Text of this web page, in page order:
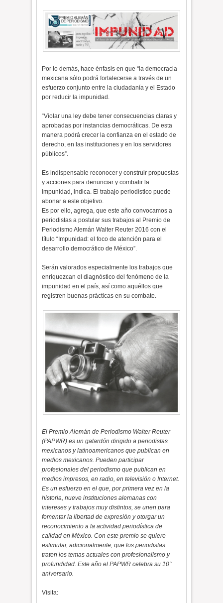
Por lo demás, hace énfasis en que “la democracia
mexicana sólo podrá fortalecerse a través de un
esfuerzo conjunto entre la ciudadanía y el Estado
por reducir la impunidad.
“Violar una ley debe tener consecuencias claras y
aprobadas por instancias democráticas. De esta
manera podrá crecer la confianza en el estado de
derecho, en las instituciones y en los servidores
públicos”.
Es indispensable reconocer y construir propuestas
y acciones para denunciar y combatir la
impunidad, indica. El trabajo periodístico puede
abonar a este objetivo.
Es por ello, agrega, que este año convocamos a
periodistas a postular sus trabajos al Premio de
Periodismo Alemán Walter Reuter 2016 con el
título “Impunidad: el foco de atención para el
desarrollo democrático de México”.
Serán valorados especialmente los trabajos que
enriquezcan el diagnóstico del fenómeno de la
impunidad en el país, así como aquéllos que
registren buenas prácticas en su combate.
El Premio Alemán de Periodismo Walter Reuter
(PAPWR) es un galardón dirigido a periodistas
mexicanos y latinoamericanos que publican en
medios mexicanos. Pueden participar
profesionales del periodismo que publican en
medios impresos, en radio, en televisión o Internet.
Es un esfuerzo en el que, por primera vez en la
historia, nueve instituciones alemanas con
intereses y trabajos muy distintos, se unen para
fomentar la libertad de expresión y otorgar un
reconocimiento a la actividad periodística de
calidad en México. Con este premio se quiere
estimular, adicionalmente, que los periodistas
traten los temas actuales con profesionalismo y
profundidad. Este año el PAPWR celebra su 10°
aniversario.
Visita: